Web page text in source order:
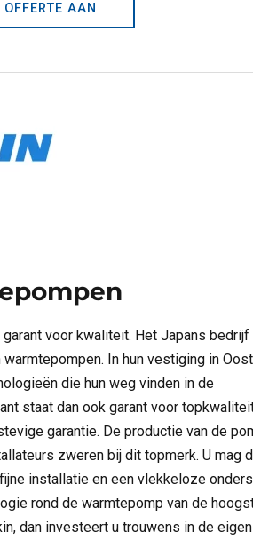
AAN
voor kwaliteit. Het Japans bedrijf
In hun vestiging in
die hun weg vinden in de
staat dan ook garant voor
garantie. De productie van de
zweren bij dit topmerk. U mag
installatie en een vlekkeloze
rond de warmtepomp van de
dan investeert u trouwens in de eigen